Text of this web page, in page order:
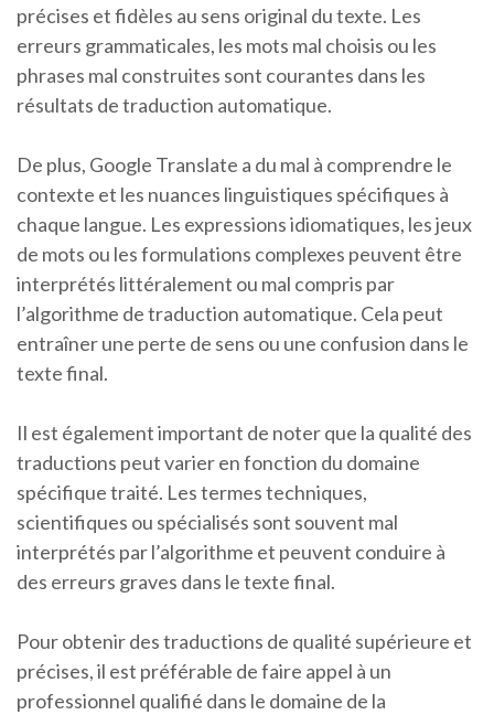
précises et fidèles au sens original du texte. Les
erreurs grammaticales, les mots mal choisis ou les
phrases mal construites sont courantes dans les
résultats de traduction automatique.
De plus, Google Translate a du mal à comprendre le
contexte et les nuances linguistiques spécifiques à
chaque langue. Les expressions idiomatiques, les jeux
de mots ou les formulations complexes peuvent être
interprétés littéralement ou mal compris par
l’algorithme de traduction automatique. Cela peut
entraîner une perte de sens ou une confusion dans le
texte final.
Il est également important de noter que la qualité des
traductions peut varier en fonction du domaine
spécifique traité. Les termes techniques,
scientifiques ou spécialisés sont souvent mal
interprétés par l’algorithme et peuvent conduire à
des erreurs graves dans le texte final.
Pour obtenir des traductions de qualité supérieure et
précises, il est préférable de faire appel à un
professionnel qualifié dans le domaine de la